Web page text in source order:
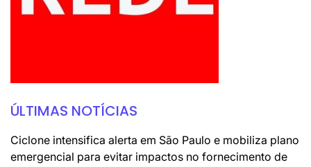
ÚLTIMAS NOTÍCIAS
Ciclone intensifica alerta em São Paulo e mobiliza plano
emergencial para evitar impactos no fornecimento de